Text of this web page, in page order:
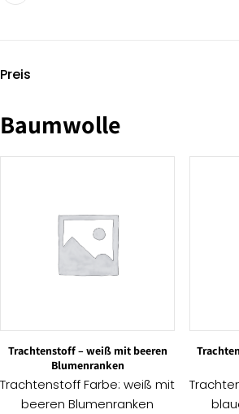
Preis
Baumwolle
Trachtenstoff – weiß mit beeren
Blumenranken
Trachtenstoff Farbe: weiß mit
beeren Blumenranken